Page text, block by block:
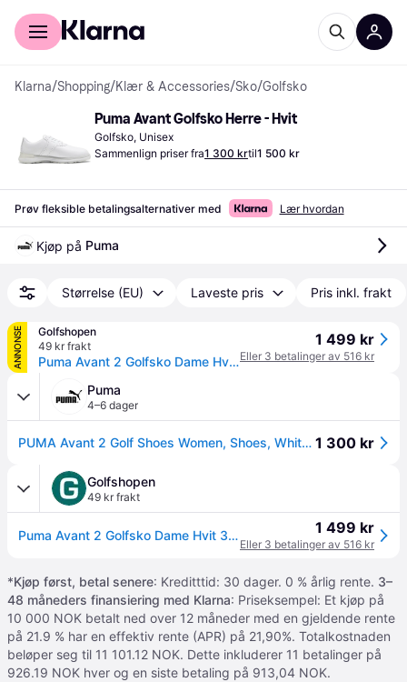
For kunder
Klarna/Shopping/Klær & Accessories/Sko/Golfsko
Puma Avant Golfsko Herre - Hvit
Golfsko, Unisex
Sammenlign priser fra1 300 krtil1 500 kr
Prøv fleksible betalingsalternativer med Lær hvordan
Kjøp på Puma
Størrelse (EU) Laveste pris Pris inkl. frakt
ANNONSE
Golfshopen
49 kr frakt
Puma Avant 2 Golfsko Dame Hvit 38.5
1 499 kr
Eller 3 betalinger av 516 kr
Puma
4–6 dager
PUMA Avant 2 Golf Shoes Women, Shoes, White/Ash Gray/Feather Gray, 41 1 300 kr
Golfshopen
49 kr frakt
Puma Avant 2 Golfsko Dame Hvit 38.5 1 499 kr
Eller 3 betalinger av 516 kr
*Kjøp først, betal senere: Kreditttid: 30 dager. 0 % årlig rente. 3–
48 måneders finansiering med Klarna: Priseksempel: Et kjøp på
10 000 NOK betalt ned over 12 måneder med en gjeldende rente
på 21.9 % har en effektiv rente (APR) på 21,90%. Totalkostnaden
beløper seg til 11 101.12 NOK. Dette inkluderer 11 betalinger på
926.19 NOK hver og en siste betaling på 913,04 NOK.